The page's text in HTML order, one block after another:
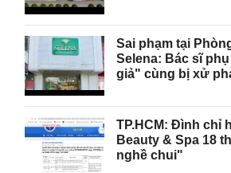
Sai phạm tại
Selena: Bác sĩ
giả" cùng bị xử
TP.HCM: Đình chỉ
Beauty & Spa 18
nghề chui"